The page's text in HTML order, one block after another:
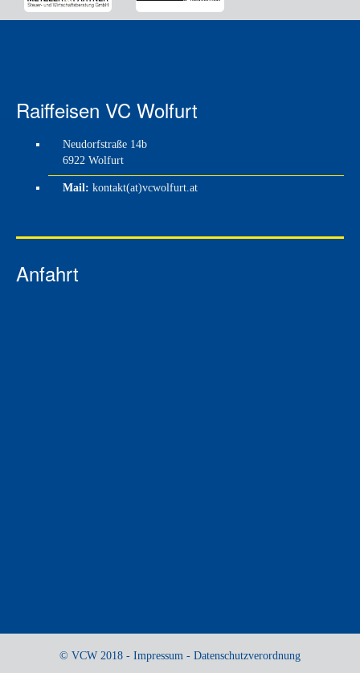
Raiffeisen VC Wolfurt
Neudorfstraße 14b
6922 Wolfurt
Mail: kontakt(at)vcwolfurt.at
Anfahrt
© VCW 2018 - Impressum - Datenschutzverordnung